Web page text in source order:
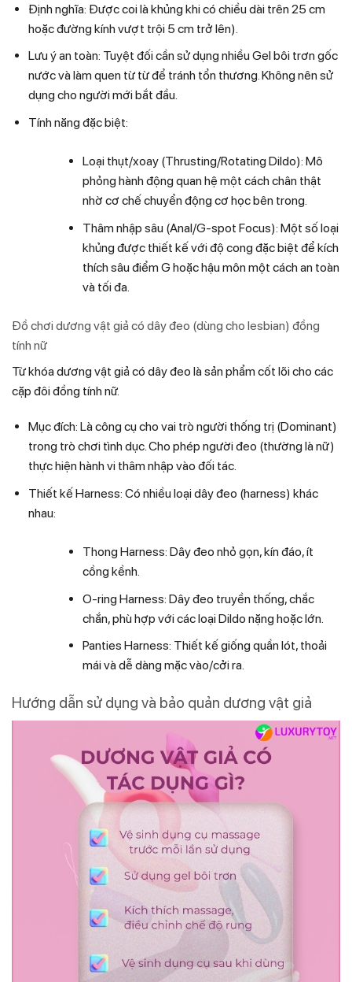
Định nghĩa: Được coi là khủng khi có chiều dài trên 25 cm
hoặc đường kính vượt trội 5 cm trở lên).
Lưu ý an toàn: Tuyệt đối cần sử dụng nhiều Gel bôi trơn gốc
nước và làm quen từ từ để tránh tổn thương. Không nên sử
dụng cho người mới bắt đầu.
Tính năng đặc biệt:
Loại thụt/xoay (Thrusting/Rotating Dildo): Mô
phỏng hành động quan hệ một cách chân thật
nhờ cơ chế chuyển động cơ học bên trong.
Thâm nhập sâu (Anal/G-spot Focus): Một số loại
khủng được thiết kế với độ cong đặc biệt để kích
thích sâu điểm G hoặc hậu môn một cách an toàn
và tối đa.
Đồ chơi dương vật giả có dây đeo (dùng cho lesbian) đồng
tính nữ
Từ khóa dương vật giả có dây đeo là sản phẩm cốt lõi cho các
cặp đôi đồng tính nữ.
Mục đích: Là công cụ cho vai trò người thống trị (Dominant)
trong trò chơi tình dục. Cho phép người đeo (thường là nữ)
thực hiện hành vi thâm nhập vào đối tác.
Thiết kế Harness: Có nhiều loại dây đeo (harness) khác
nhau:
Thong Harness: Dây đeo nhỏ gọn, kín đáo, ít
cồng kềnh.
O-ring Harness: Dây đeo truyền thống, chắc
chắn, phù hợp với các loại Dildo nặng hoặc lớn.
Panties Harness: Thiết kế giống quần lót, thoải
mái và dễ dàng mặc vào/cởi ra.
Hướng dẫn sử dụng và bảo quản dương vật giả